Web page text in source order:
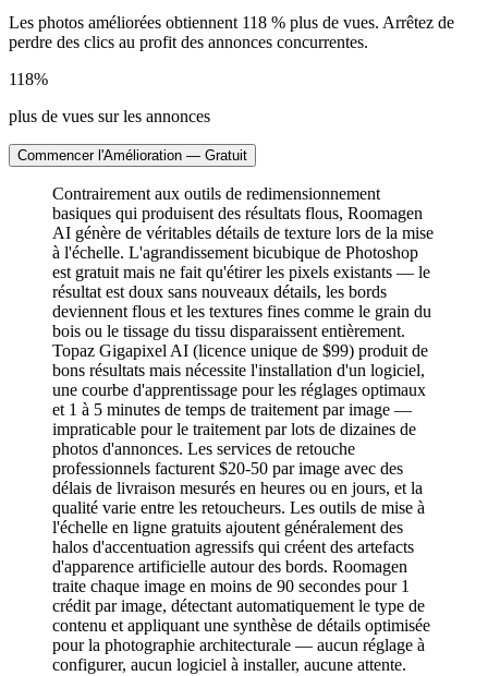
Les photos améliorées obtiennent 118 % plus de vues. Arrêtez de
perdre des clics au profit des annonces concurrentes.
118%
plus de vues sur les annonces
Commencer l'Amélioration — Gratuit
Contrairement aux outils de redimensionnement
basiques qui produisent des résultats flous, Roomagen
AI génère de véritables détails de texture lors de la mise
à l'échelle. L'agrandissement bicubique de Photoshop
est gratuit mais ne fait qu'étirer les pixels existants — le
résultat est doux sans nouveaux détails, les bords
deviennent flous et les textures fines comme le grain du
bois ou le tissage du tissu disparaissent entièrement.
Topaz Gigapixel AI (licence unique de $99) produit de
bons résultats mais nécessite l'installation d'un logiciel,
une courbe d'apprentissage pour les réglages optimaux
et 1 à 5 minutes de temps de traitement par image —
impraticable pour le traitement par lots de dizaines de
photos d'annonces. Les services de retouche
professionnels facturent $20-50 par image avec des
délais de livraison mesurés en heures ou en jours, et la
qualité varie entre les retoucheurs. Les outils de mise à
l'échelle en ligne gratuits ajoutent généralement des
halos d'accentuation agressifs qui créent des artefacts
d'apparence artificielle autour des bords. Roomagen
traite chaque image en moins de 90 secondes pour 1
crédit par image, détectant automatiquement le type de
contenu et appliquant une synthèse de détails optimisée
pour la photographie architecturale — aucun réglage à
configurer, aucun logiciel à installer, aucune attente.